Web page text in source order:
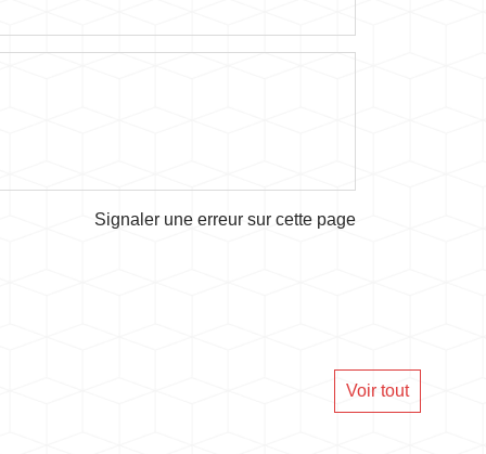
Signaler une erreur sur cette page
Voir tout